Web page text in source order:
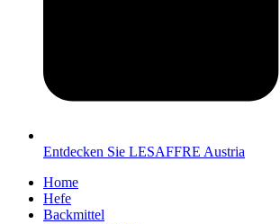
Entdecken Sie LESAFFRE Austria
Home
Hefe
Backmittel